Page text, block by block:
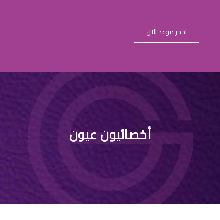
احجز موعد الان
عيون اطفال
الرياضأخصائيون عيون